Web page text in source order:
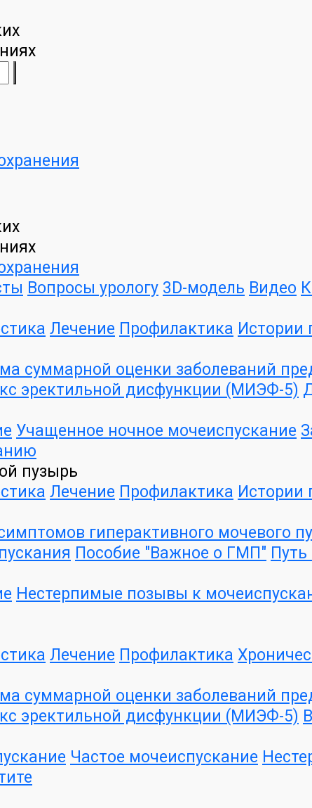
Вопросы урологу 3D-модель Видео
Лечение Профилактика Истории
суммарной оценки заболеваний
эректильной дисфункции (МИЭФ-5)
Учащенное ночное мочеиспускание
пузырь
Лечение Профилактика Истории
гиперактивного мочевого
Пособие "Важное о ГМП"
Нестерпимые позывы к
Лечение Профилактика
суммарной оценки заболеваний
эректильной дисфункции (МИЭФ-5)
Частое мочеиспускание